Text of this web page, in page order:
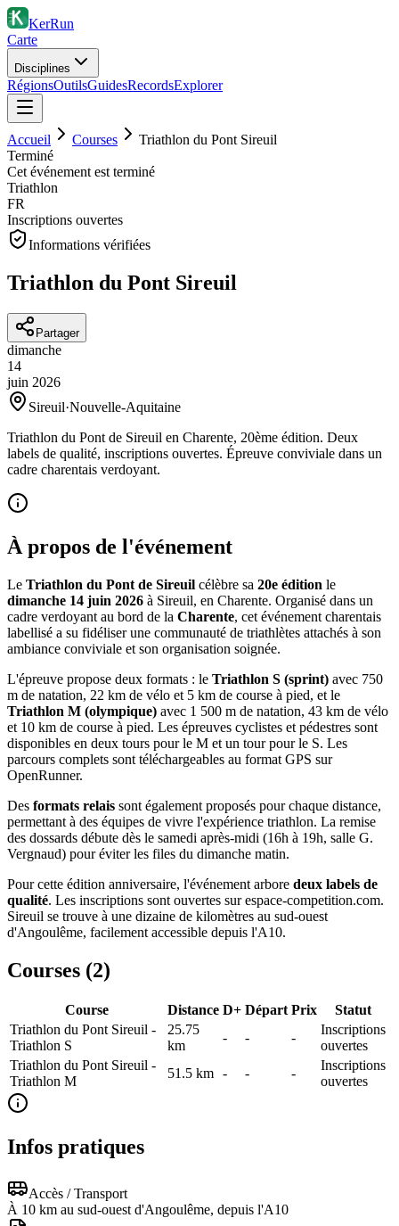
KerRun
Carte
Disciplines
RégionsOutilsGuidesRecordsExplorer
Accueil Courses
Triathlon du Pont Sireuil
Terminé
Cet événement est terminé
Triathlon
FR
Inscriptions ouvertes
Informations vérifiées
Triathlon du Pont Sireuil
Partager
dimanche
14
juin 2026
Sireuil·Nouvelle-Aquitaine
Triathlon du Pont de Sireuil en Charente, 20ème édition. Deux
labels de qualité, inscriptions ouvertes. Épreuve conviviale dans un
cadre charentais verdoyant.
À propos de l'événement
Le Triathlon du Pont de Sireuil célèbre sa 20e édition le
dimanche 14 juin 2026 à Sireuil, en Charente. Organisé dans un
cadre verdoyant au bord de la Charente, cet événement charentais
labellisé a su fidéliser une communauté de triathlètes attachés à son
ambiance conviviale et son organisation soignée.
L'épreuve propose deux formats : le Triathlon S (sprint) avec 750
m de natation, 22 km de vélo et 5 km de course à pied, et le
Triathlon M (olympique) avec 1 500 m de natation, 43 km de vélo
et 10 km de course à pied. Les épreuves cyclistes et pédestres sont
disponibles en deux tours pour le M et un tour pour le S. Les
parcours complets sont téléchargeables au format GPS sur
OpenRunner.
Des formats relais sont également proposés pour chaque distance,
permettant à des équipes de vivre l'expérience triathlon. La remise
des dossards débute dès le samedi après-midi (16h à 19h, salle G.
Vergnaud) pour éviter les files du dimanche matin.
Pour cette édition anniversaire, l'événement arbore deux labels de
qualité. Les inscriptions sont ouvertes sur espace-competition.com.
Sireuil se trouve à une dizaine de kilomètres au sud-ouest
d'Angoulême, facilement accessible depuis l'A10.
Courses (2)
Course Distance D+ Départ Prix
Statut
Triathlon du Pont Sireuil -
Triathlon S
25.75
km
- - -
Inscriptions
ouvertes
Triathlon du Pont Sireuil -
Triathlon M
51.5 km - - -
Inscriptions
ouvertes
Infos pratiques
Accès / Transport
À 10 km au sud-ouest d'Angoulême, depuis l'A10